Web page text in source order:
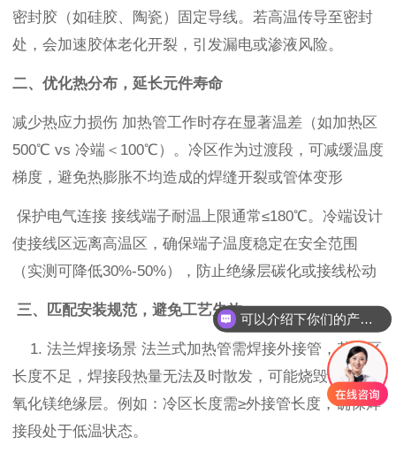
密封胶（如硅胶、陶瓷）固定导线。若高温传导至密封
处，会加速胶体老化开裂，引发漏电或渗液风险。
二、优化热分布，延长元件寿命
减少热应力损伤 加热管工作时存在显著温差（如加热区
500℃ vs 冷端＜100℃）。冷区作为过渡段，可减缓温度
梯度，避免热膨胀不均造成的焊缝开裂或管体变形
保护电气连接 接线端子耐温上限通常≤180℃。冷端设计
使接线区远离高温区，确保端子温度稳定在安全范围
（实测可降低30%-50%），防止绝缘层碳化或接线松动
三、匹配安装规范，避免工艺失效
1. 法兰焊接场景 法兰式加热管需焊接外接管，若冷区
长度不足，焊接段热量无法及时散发，可能烧毁管壁或
氧化镁绝缘层。例如：冷区长度需≥外接管长度，确保焊
接段处于低温状态。
可以介绍下你们的产品么